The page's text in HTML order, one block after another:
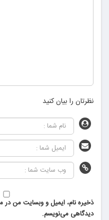
نظرتان را بیان کنید
ذخیره نام، ایمیل و وبسایت من در
دیدگاهی می‌نویسم.